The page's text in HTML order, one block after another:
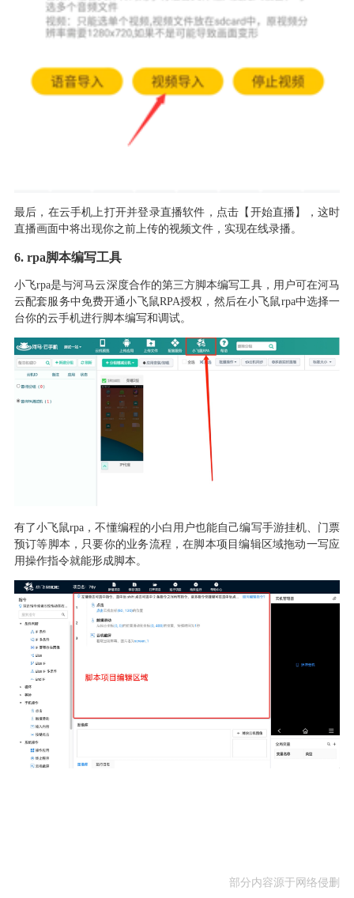
最后 ，在云手机上打开并登录直播软件，点击【开始直播】，这时
直播画面中将出现你之前上传的视频文件， 实现在线录播。
6. rpa脚本编写工具
小飞rpa是与河马云深度合作的第三方脚本编写工具， 用户可在河马
云配套服务中免费开通小飞鼠RPA授权 ， 然后在小飞鼠rpa中选择一
台你的云手机进行脚本编写和调试。
有了小飞鼠rpa ，不懂编程的小白用户也能自己编写手游挂机、 门票
预订等脚本 ， 只要你的业务流程 ，在脚本项目编辑区域拖动一写应
用操作指令就能形成脚本。
部分内容源于网络侵删